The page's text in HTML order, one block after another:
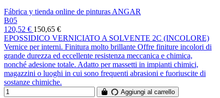
Fábrica y tienda online de pinturas ANGAR
B05
120,52 € 150,65 €
EPOSSIDICO VERNICIATO A SOLVENTE 2C (INCOLORE)
Vernice per interni. Finitura molto brillante Offre finiture incolori di
grande durezza ed eccellente resistenza meccanica e chimica,
nonché adesione totale. Adatto per massetti in impianti chimici,
magazzini o luoghi in cui sono frequenti abrasioni e fuoriuscite di
sostanze chimiche.
Aggiungi al carrello